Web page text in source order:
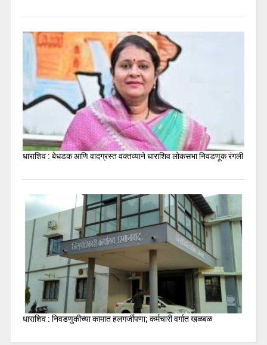
धाराशिव : बेधडक आणि वादग्रस्त वक्तव्याने धाराशिव लोकसभा निवडणूक रंगली
धाराशिव : निवडणुकीच्या कामात हलगर्जीपणा; कर्मचारी वर्गात खळबळ